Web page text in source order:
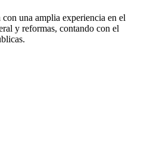
con una amplia experiencia en el
y reformas, contando con el